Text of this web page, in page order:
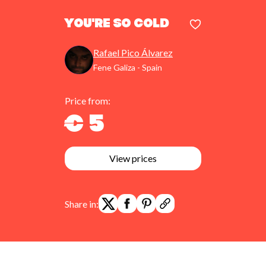
You're So Cold
Rafael Pico Álvarez
Fene Galiza - Spain
Price from:
€ 5
View prices
Share in: